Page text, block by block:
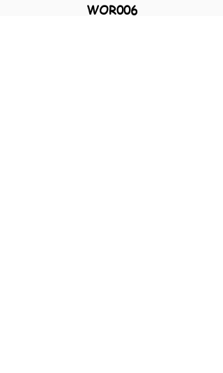
WOR006